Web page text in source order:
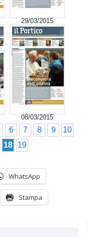
29/03/2015
08/03/2015
6 7 8 9
10
18 19
WhatsApp
Stampa